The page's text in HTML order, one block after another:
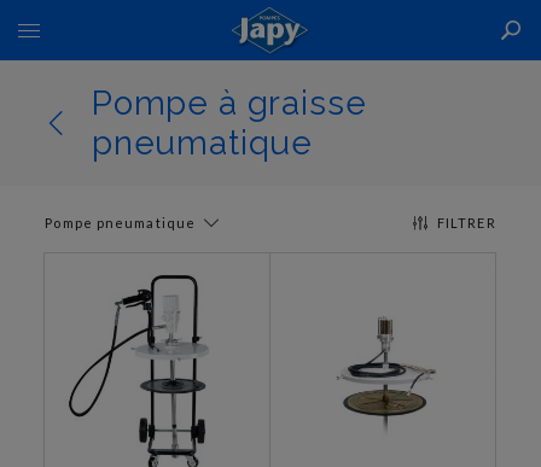
Basculer
la
navigationPompe à graisse
pneumatique
FILTRER
Pompe pneumatique